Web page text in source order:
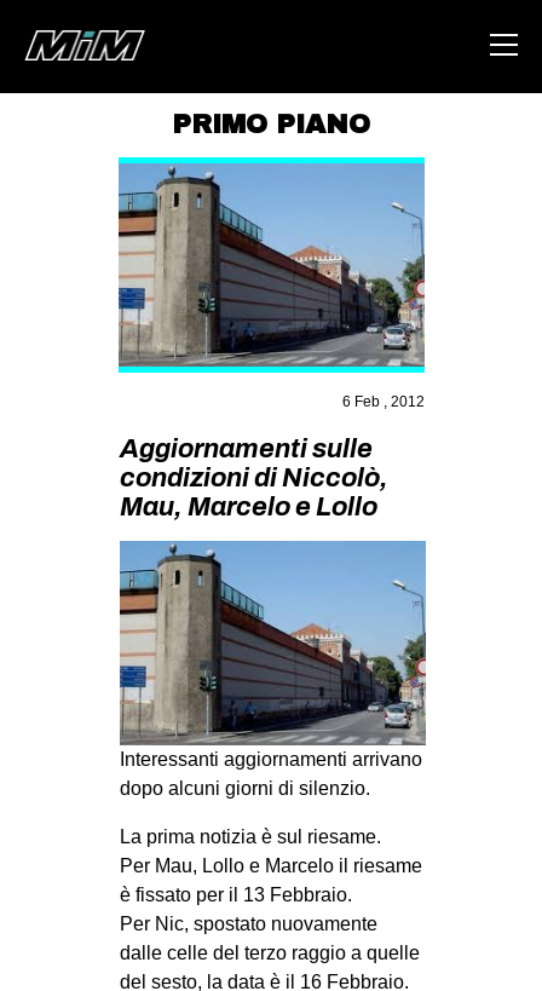
AREA
DEGENERAZIONE
GAZA FREESTYLE
STUDENTI TSUNAMI
ZAM
MOBILITAZIONI
SPAZI
SPORT POPOLARE
MOVIMENTI
AMBIENTE
GENERI
MIGRAZIONI
PRECARIATO
PRIMO PIANO
6 Feb , 2012
Aggiornamenti sulle
condizioni di Niccolò,
Mau, Marcelo e Lollo
Interessanti aggiornamenti arrivano
dopo alcuni giorni di silenzio.
La prima notizia è sul riesame.
Per Mau, Lollo e Marcelo il riesame
è fissato per il 13 Febbraio.
Per Nic, spostato nuovamente
dalle celle del terzo raggio a quelle
del sesto, la data è il 16 Febbraio.